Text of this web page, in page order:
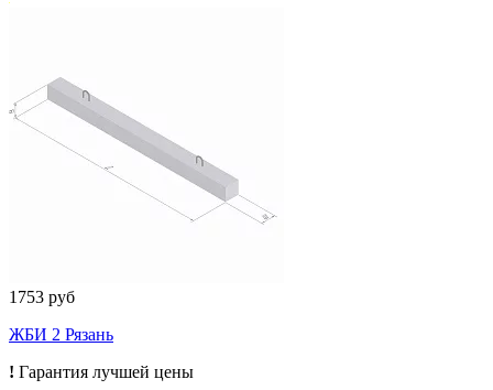
1753 руб
ЖБИ 2 Рязань
! Гарантия лучшей цены